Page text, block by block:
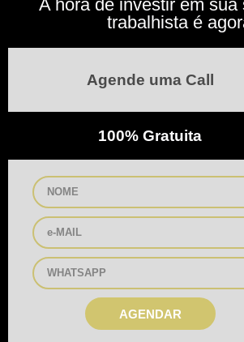
A hora de investir em sua
trabalhista é
Agende uma Call
100% Gratuita
AGENDAR